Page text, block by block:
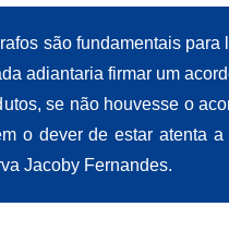
são fundamentais para
adiantaria firmar um
se não houvesse o
o dever de estar atenta
Jacoby Fernandes.